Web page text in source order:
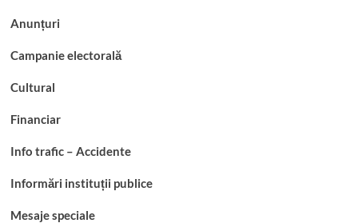
Anunțuri
Campanie electorală
Cultural
Financiar
Info trafic – Accidente
Informări instituții publice
Mesaje speciale